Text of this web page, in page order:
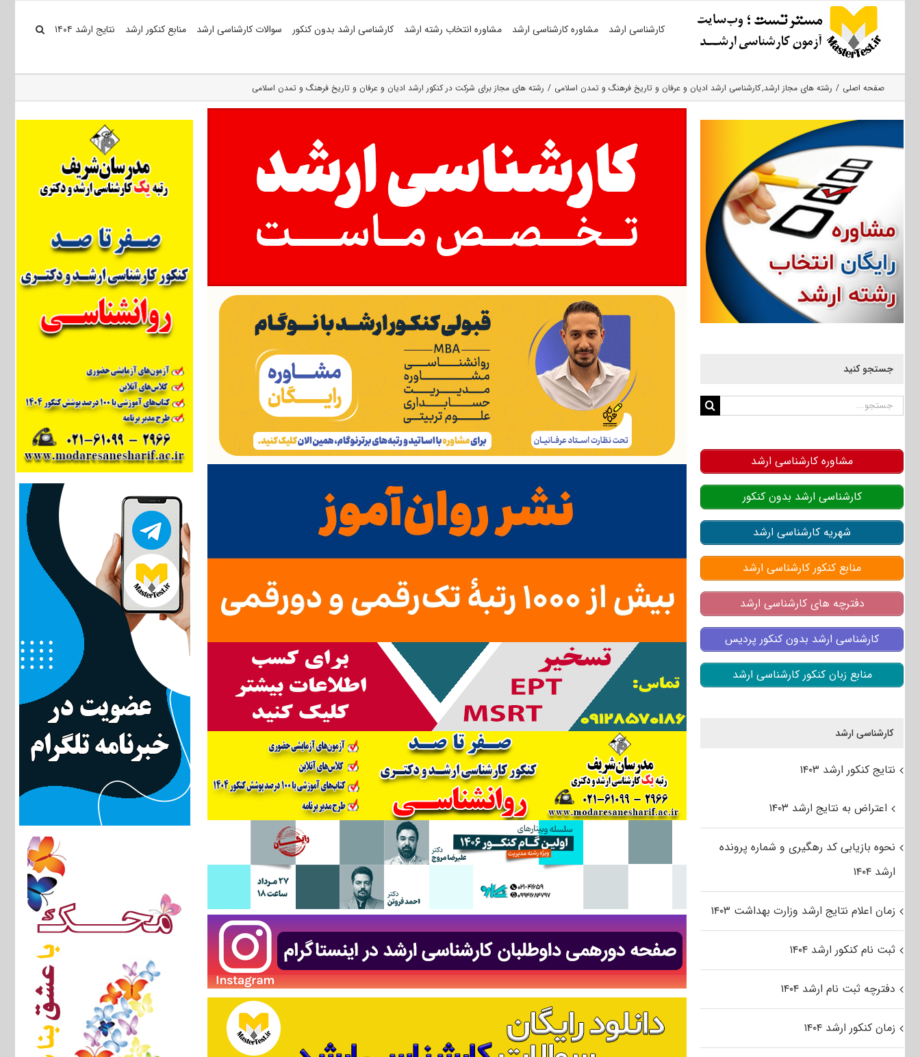
کارشناسی ارشد مشاوره کارشناسی ارشد مشاوره انتخاب رشته ارشد کارشناسی ارشد بدون کنکور سوالات کارشناسی ارشد منابع کنکور ارشد نتایج ارشد ۱۴۰۴
صفحه اصلی رشته های مجاز ارشد کارشناسی ارشد ادیان و عرفان و تاریخ فرهنگ و تمدن اسلامی رشته های مجاز برای شرکت در کنکور ارشد ادیان و عرفان و تاریخ فرهنگ و تمدن اسلامی
جستجو کنید
جستجو
مشاوره کارشناسی ارشد
کارشناسی ارشد بدون کنکور
شهریه کارشناسی ارشد
منابع کنکور کارشناسی ارشد
دفترچه های کارشناسی ارشد
کارشناسی ارشد بدون کنکور پردیس
منابع زبان کنکور کارشناسی ارشد
کارشناسی ارشد
نتایج کنکور ارشد ۱۴۰۳
اعتراض به نتایج ارشد ۱۴۰۳
نحوه بازیابی کد رهگیری و شماره پرونده
ارشد ۱۴۰۴
زمان اعلام نتایج ارشد وزارت بهداشت ۱۴۰۳
ثبت نام کنکور ارشد ۱۴۰۴
دفترچه ثبت نام ارشد ۱۴۰۴
زمان کنکور ارشد ۱۴۰۴